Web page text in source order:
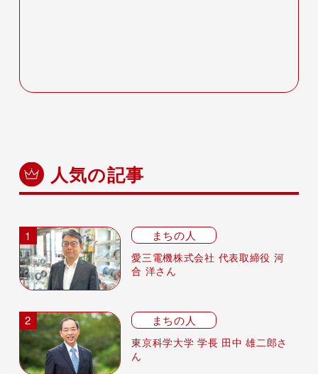
人気の記事
まちの人
愛三電機株式会社 代表取締役 河
合 洋さん
まちの人
東京科学大学 学長 田中 雄二郎さ
ん